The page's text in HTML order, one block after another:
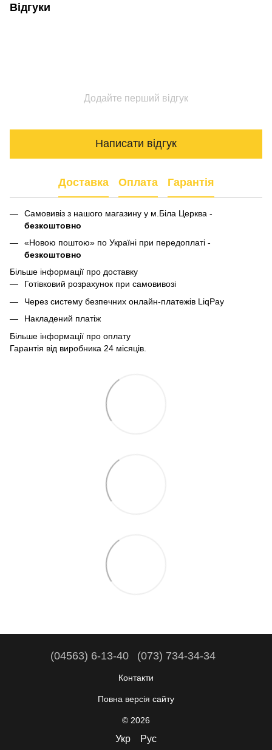
Відгуки
Додайте перший відгук
Написати відгук
Доставка Оплата Гарантія
Самовивіз з нашого магазину у м.Біла Церква -
безкоштовно
«Новою поштою» по Україні при передоплаті -
безкоштовно
Більше інформації про доставку
Готівковий розрахунок при самовивозі
Через систему безпечних онлайн-платежів LiqPay
Накладений платіж
Більше інформації про оплату
Гарантія від виробника 24 місяців.
(04563) 6-13-40 (073) 734-34-34
Контакти
Повна версія сайту
© 2026
Укр Рус